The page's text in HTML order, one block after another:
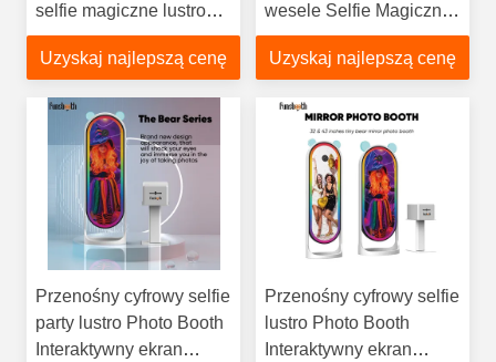
selfie magiczne lustro
fotostand z wbudowaną
kamerą
Uzyskaj najlepszą cenę
wesele Selfie Magiczne
lustro Fotograficzne z
drukarką
Uzyskaj najlepszą cenę
Przenośny cyfrowy selfie
party lustro Photo Booth
Interaktywny ekran
Przenośny cyfrowy selfie
lustro Photo Booth
Interaktywny ekran